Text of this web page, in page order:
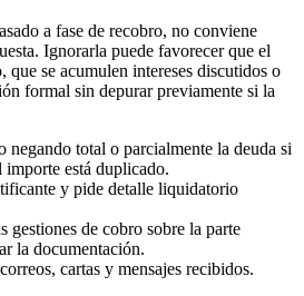
a fase de recobro, no conviene
Ignorarla puede favorecer que el
que se acumulen intereses discutidos o
formal sin depurar previamente si la
negando total o parcialmente la deuda si
importe está duplicado.
y pide detalle liquidatorio
gestiones de cobro sobre la parte
la documentación.
cartas y mensajes recibidos.